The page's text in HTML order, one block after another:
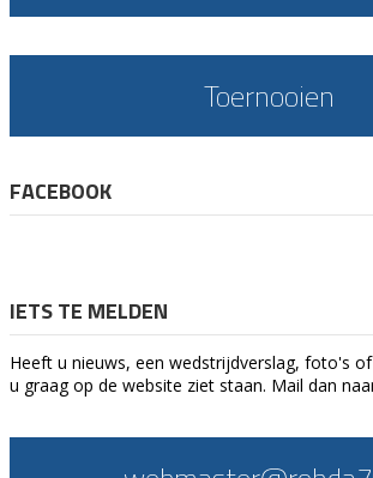
Toernooien
FACEBOOK
IETS TE MELDEN
Heeft u nieuws, een wedstrijdverslag, foto's
u graag op de website ziet staan. Mail dan